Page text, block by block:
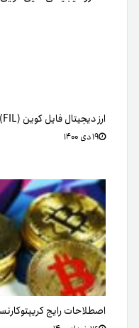
ارز دیجیتال فایل کوین (FIL) چیست؟
۱۹ دی ۱۴۰۰
اصطلاحات رایج